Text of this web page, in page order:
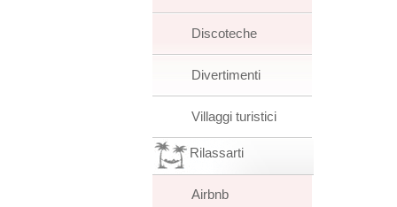
Discoteche
Divertimenti
Villaggi turistici
Rilassarti
Airbnb